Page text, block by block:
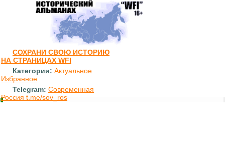
СОХРАНИ СВОЮ ИСТОРИЮ
НА СТРАНИЦАХ WFI
Категории: Актуальное
Избранное
Telegram: Современная
Россия t.me/sov_ros